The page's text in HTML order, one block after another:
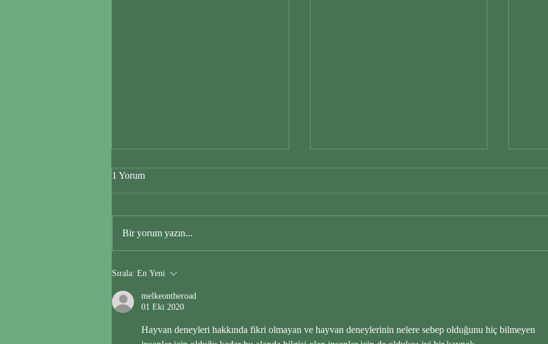
Burger
1 Yorum
Bir yorum yazın...
Sırala: En Yeni
melkeontheroad
01 Eki 2020
Hayvan deneyleri hakkında fikri olmayan ve hayvan deneylerinin nelere sebep olduğunu hiç bilmeyen